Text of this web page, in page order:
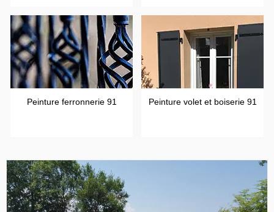
Peinture ferronnerie 91 Peinture volet et boiserie 91